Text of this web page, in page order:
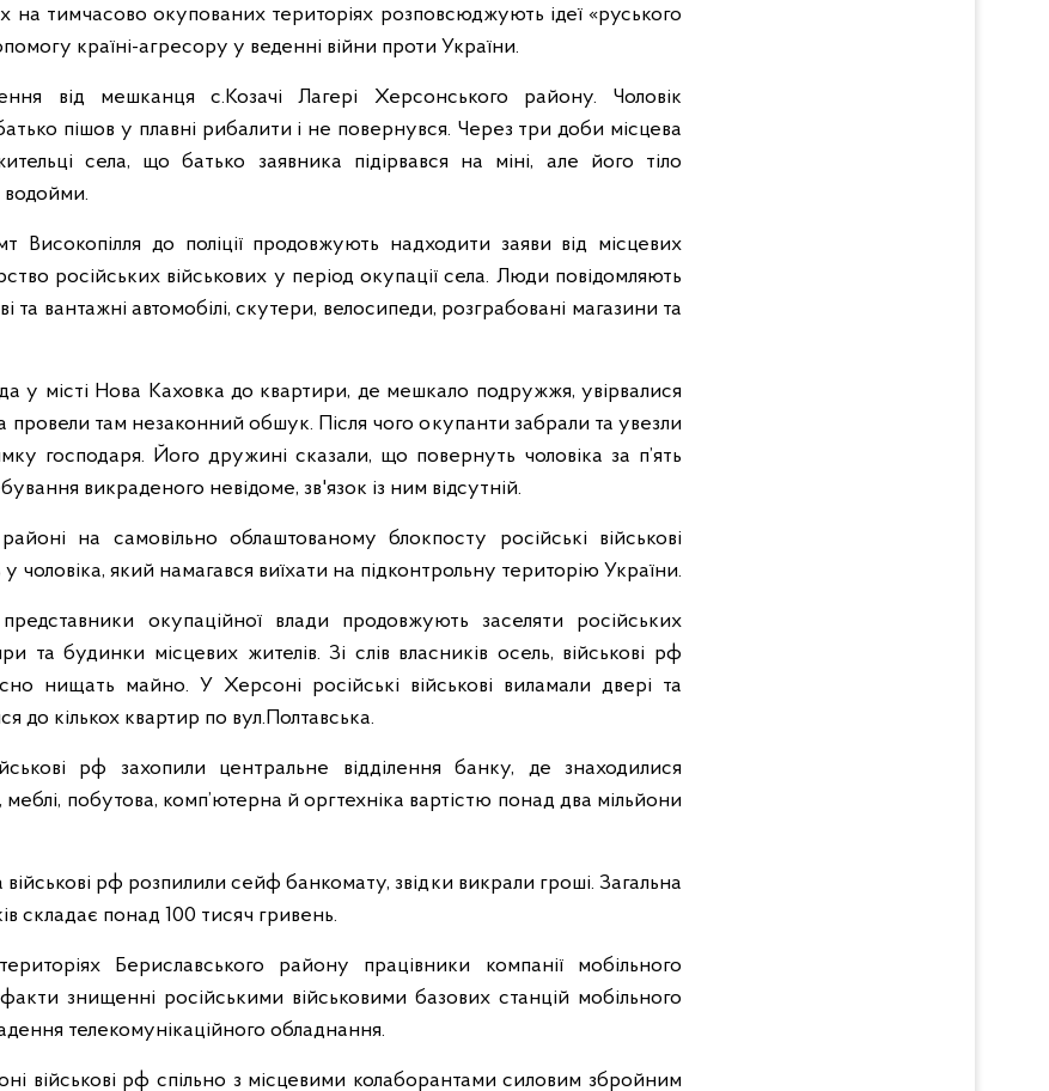
тимчасово окупованих територіях розповсюджують ідеї «руського
країні-агресору у веденні війни проти України.
від мешканця с.Козачі Лагері Херсонського району. Чоловік
пішов у плавні рибалити і не повернувся. Через три доби місцева
села, що батько заявника підірвався на міні, але його тіло
водойми.
Високопілля до поліції продовжують надходити заяви від місцевих
російських військових у період окупації села. Люди повідомляють
та вантажні автомобілі, скутери, велосипеди, розграбовані магазини та
у місті Нова Каховка до квартири, де мешкало подружжя, увірвалися
провели там незаконний обшук. Після чого окупанти забрали та увезли
господаря. Його дружині сказали, що повернуть чоловіка за п’ять
викраденого невідоме, зв'язок із ним відсутній.
на самовільно облаштованому блокпосту російські військові
у чоловіка, який намагався виїхати на підконтрольну територію України.
окупаційної влади продовжують заселяти російських
та будинки місцевих жителів. Зі слів власників осель, військові рф
нищать майно. У Херсоні російські військові виламали двері та
до кількох квартир по вул.Полтавська.
рф захопили центральне відділення банку, де знаходилися
меблі, побутова, комп’ютерна й оргтехніка вартістю понад два мільйони
рф розпилили сейф банкомату, звідки викрали гроші. Загальна
складає понад 100 тисяч гривень.
Бериславського району працівники компанії мобільного
знищенні російськими військовими базових станцій мобільного
телекомунікаційного обладнання.
військові рф спільно з місцевими колаборантами силовим збройним